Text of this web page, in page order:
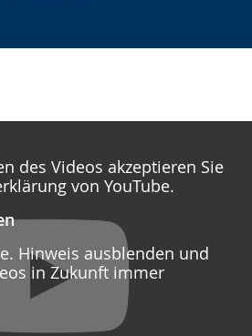
des Videos akzeptieren Sie
von YouTube.
Hinweis ausblenden und
in Zukunft immer